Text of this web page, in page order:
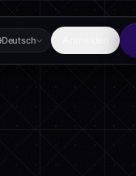
Deutsch